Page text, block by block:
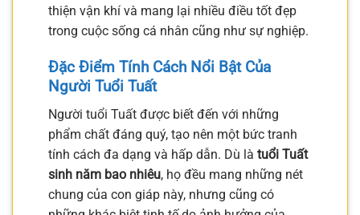
thiện vận khí và mang lại nhiều điều tốt đẹp
trong cuộc sống cá nhân cũng như sự nghiệp.
Đặc Điểm Tính Cách Nổi Bật Của
Người Tuổi Tuất
Người tuổi Tuất được biết đến với những
phẩm chất đáng quý, tạo nên một bức tranh
tính cách đa dạng và hấp dẫn. Dù là tuổi Tuất
sinh năm bao nhiêu, họ đều mang những nét
chung của con giáp này, nhưng cũng có